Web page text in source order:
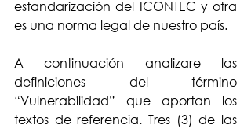
estandarización del ICONTEC y otra
es una norma legal de nuestro país.
A continuación analizare las
definiciones del término
“Vulnerabilidad” que aportan los
textos de referencia. Tres (3) de las